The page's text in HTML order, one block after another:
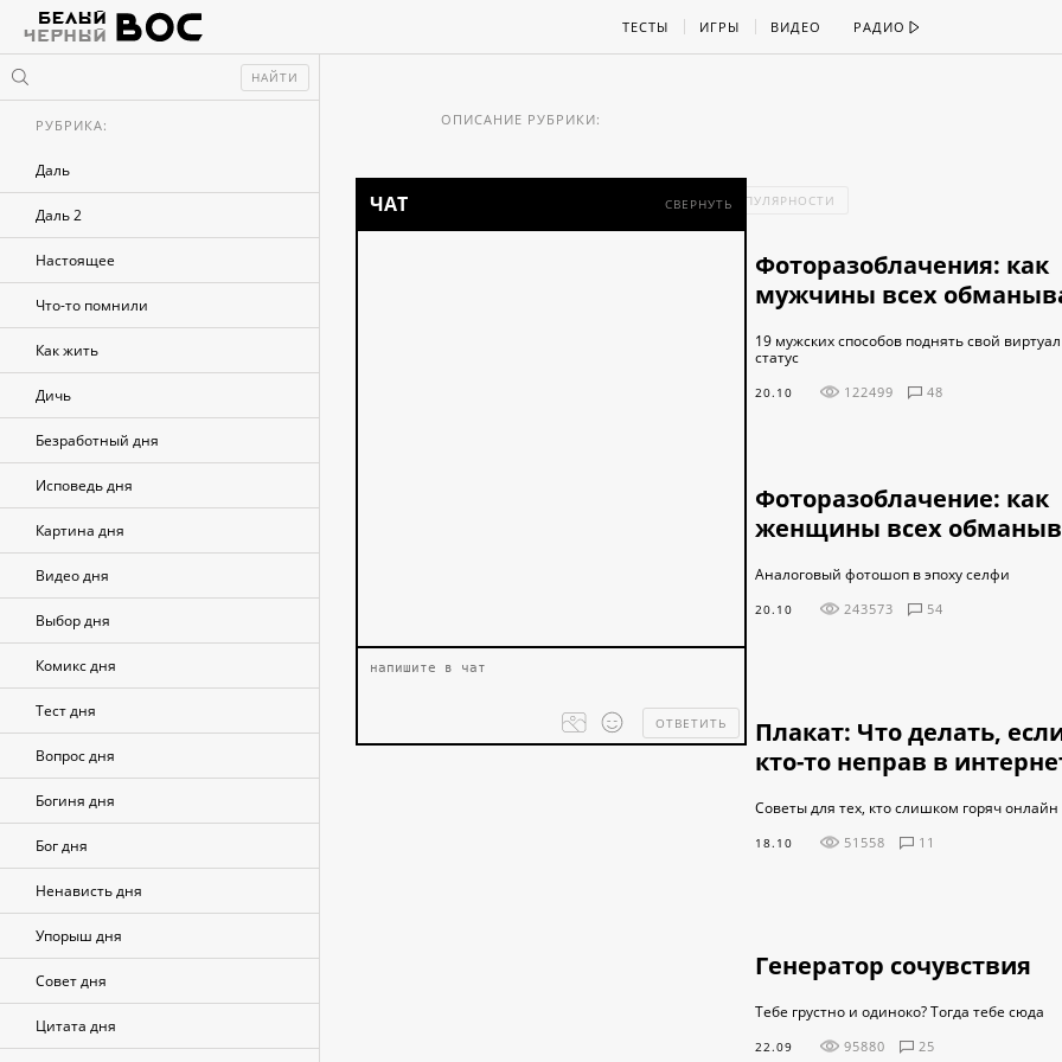
ТЕСТЫ ИГРЫ ВИДЕО РАДИО
ЧАТ СВЕРНУТЬ
ОТВЕТИТЬ
НАЙТИ
РУБРИКА:
Даль
Даль 2
Настоящее
Что-то помнили
Как жить
Дичь
Безработный дня
Исповедь дня
Картина дня
Видео дня
Выбор дня
Комикс дня
Тест дня
Вопрос дня
Богиня дня
Бог дня
Ненависть дня
Упорыш дня
Совет дня
Цитата дня
ОПИСАНИЕ РУБРИКИ:
ПО ВРЕМЕНИ ПО ПОПУЛЯРНОСТИ
Фоторазоблачения: как
мужчины всех
19 мужских способов поднять свой
статус
20.10 122499 48
Фоторазоблачение: как
женщины всех
Аналоговый фотошоп в эпоху селфи
20.10 243573 54
Плакат: Что делать,
кто-то неправ в
Советы для тех, кто слишком горяч онлайн
18.10 51558 11
Генератор сочувствия
Тебе грустно и одиноко? Тогда тебе сюда
22.09 95880 25